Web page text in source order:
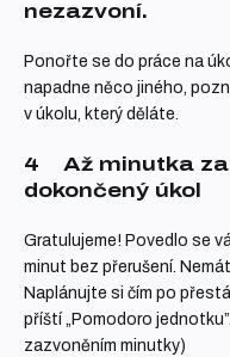
nezazvoní.
Ponořte se do práce na
napadne něco jiného,
v úkolu, který děláte.
4 Až minutka
dokončený úkol
Gratulujeme! Povedlo se
minut bez přerušení.
Naplánujte si čím po
příští „Pomodoro
zazvoněním minutky)